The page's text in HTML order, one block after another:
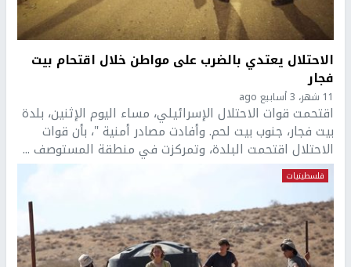
الاحتلال يعتدي بالضرب على مواطن خلال اقتحام بيت
فجار
11 شهر، 3 أسابيع ago
اقتحمت قوات الاحتلال الإسرائيلي، مساء اليوم الإثنين، بلدة
بيت فجار، جنوب بيت لحم. وأفادت مصادر أمنية "، بأن قوات
الاحتلال اقتحمت البلدة، وتمركزت في منطقة المستوصف ...
فلسطينيات